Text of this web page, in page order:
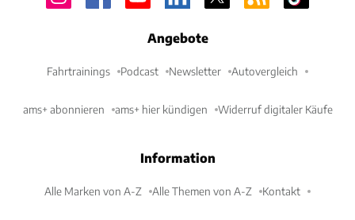
Angebote
Fahrtrainings Podcast Newsletter Autovergleich
ams+ abonnieren ams+ hier kündigen Widerruf digitaler Käufe
Information
Alle Marken von A-Z Alle Themen von A-Z Kontakt